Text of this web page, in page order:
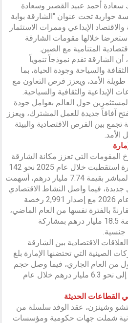
أحمد عبيد القصير وسعادة
تحت عنوان “الشارقة بوابة
الإبداعي وممرات الاستثمار
خلالها مقومات الشارقة
المتنامية مع الصين.
الشارقة تقدم نموذجاً تنموياً
والسياحة وجودة الحياة، بما
طويلة الأمد، ويعزز فرص التعاون مع
الإبداعية والثقافية والسياحية.
حول العالم بعوامل جودة
آفاقاً جديدة للعمل المشترك، ويعزز
بين الفرص الاقتصادية والبيئة
الأمد.
التي تعزز مكانة الشارقة
الاستثمارية، وأوضح أن الإمارة استقطبت خلال عام 2025 نحو 142
مشروعاً للاستثمار الأجنبي المباشر بقيمة 7.74 مليار درهم، أسهمت
فرصة عمل جديدة، فيما واصل النشاط الاقتصادي
زخمه خلال الربع الأول من عام 2026 مع إصدار 2,991 رخصة
جديدة بنمو 36% مقارنةً بالفترة نفسها من العام الماضي،
وتسجيل تداولات عقارية بقيمة 18.5 مليار درهم بمشاركة
الاقتصادية بين الشارقة
الصينية التي تحتضنها الإمارة بلغ
من العام الجاري، فيما وصل حجم
التبادل التجاري بين الجانبين إلى نحو 6.3 مليار درهم خلال عام
القطاعات الحديثة
وشينزن، عقد الوفد سلسلة من
شملت جهات حكومية ومؤسسات